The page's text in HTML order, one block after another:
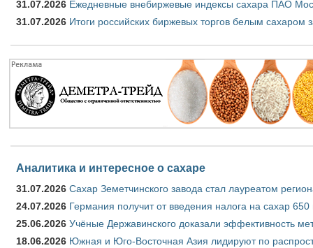
31.07.2026 Ежедневные внебиржевые индексы сахара ПАО
31.07.2026 Итоги российских биржевых торгов белым сахаром
Аналитика и интересное о сахаре
31.07.2026 Сахар Земетчинского завода стал лауреатом
24.07.2026 Германия получит от введения налога на сахар
25.06.2026 Учёные Державинского доказали эффективность
18.06.2026 Южная и Юго-Восточная Азия лидируют по